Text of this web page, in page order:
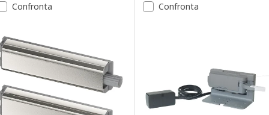
Confronta Confronta